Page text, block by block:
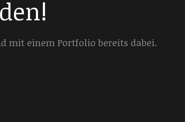
mit einem Portfolio bereits dabei.